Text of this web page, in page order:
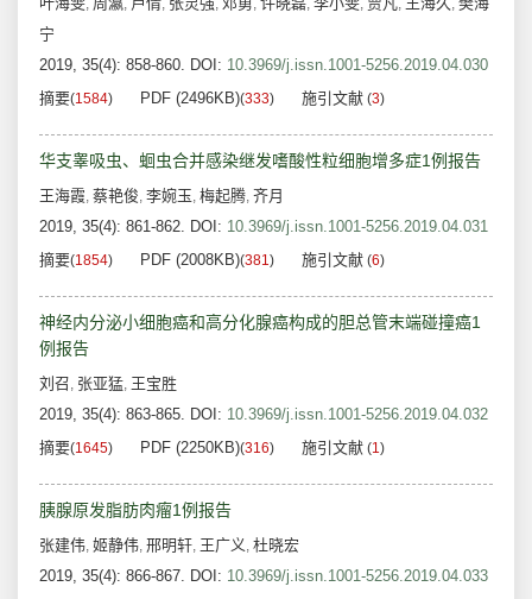
, , , , , , , , ,
宁
2019, 35(4): 858-860. DOI: 10.3969/j.issn.1001-5256.2019.04.030
摘要(1584) PDF (2496KB)(333) 施引文献 (3)
华支睾吸虫、蛔虫合并感染继发嗜酸性粒细胞增多症1例报告
王海霞, 蔡艳俊, 李婉玉, 梅起腾, 齐月
2019, 35(4): 861-862. DOI: 10.3969/j.issn.1001-5256.2019.04.031
摘要(1854) PDF (2008KB)(381) 施引文献 (6)
神经内分泌小细胞癌和高分化腺癌构成的胆总管末端碰撞癌1
例报告
刘召, 张亚猛, 王宝胜
2019, 35(4): 863-865. DOI: 10.3969/j.issn.1001-5256.2019.04.032
摘要(1645) PDF (2250KB)(316) 施引文献 (1)
胰腺原发脂肪肉瘤1例报告
张建伟, 姬静伟, 邢明轩, 王广义, 杜晓宏
2019, 35(4): 866-867. DOI: 10.3969/j.issn.1001-5256.2019.04.033